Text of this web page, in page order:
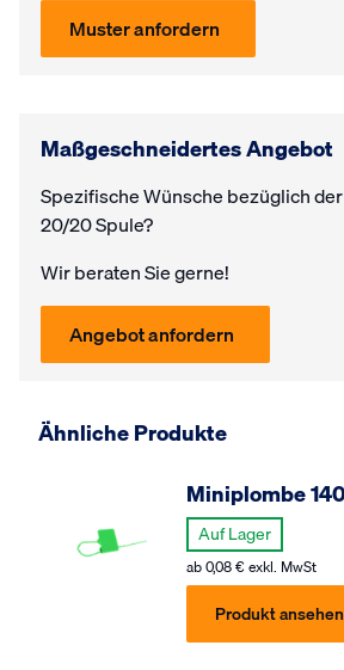
Muster anfordern
Maßgeschneidertes Angebot
Spezifische Wünsche bezüglich
20/20 Spule?
Wir beraten Sie gerne!
Angebot anfordern
Ähnliche Produkte
Miniplombe
Auf Lager
ab0,08€ exkl. MwSt
Produkt ansehen